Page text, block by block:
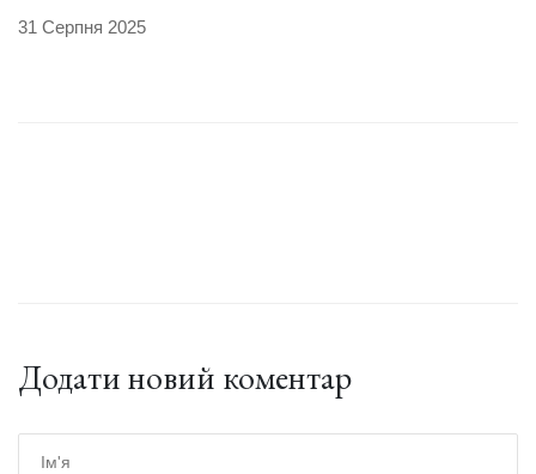
31 Серпня 2025
Додати новий коментар